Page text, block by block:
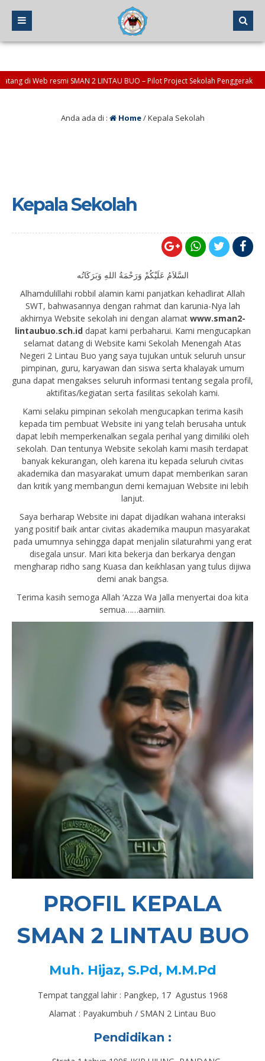
Web resmi SMAN 2 LINTAU BUO – Pilot Project Sekolah Penggerak
: okinoviendra@sman2-lintaubuo.sch.id *atau* osis@sman2-lintaubuo.sch.id
Anda ada di : Home/Kepala Sekolah
Kepala Sekolah
السَّلاَمُ عَلَيْكُمْ وَرَحْمَةُ اللهِ وَبَرَكَاتُه
Alhamdulillahi robbil alamin kami panjatkan kehadlirat Allah
SWT, bahwasannya dengan rahmat dan karunia-Nya lah
akhirnya Website sekolah ini dengan alamat www.sman2-
lintaubuo.sch.iddapat kami perbaharui. Kami mengucapkan
selamat datang di Website kami Sekolah Menengah Atas
Negeri 2 Lintau Buo yang saya tujukan untuk seluruh unsur
pimpinan, guru, karyawan dan siswa serta khalayak umum
guna dapat mengakses seluruh informasi tentang segala profil,
aktifitas/kegiatan serta fasilitas sekolah kami.
Kami selaku pimpinan sekolah mengucapkan terima kasih
kepada tim pembuat Website ini yang telah berusaha untuk
dapat lebih memperkenalkan segala perihal yang dimiliki oleh
sekolah. Dan tentunya Website sekolah kami masih terdapat
banyak kekurangan, oleh karena itu kepada seluruh civitas
akademika dan masyarakat umum dapat memberikan saran
dan kritik yang membangun demi kemajuan Website ini lebih
lanjut.
Saya berharap Website ini dapat dijadikan wahana interaksi
yang positif baik antar civitas akademika maupun masyarakat
pada umumnya sehingga dapat menjalin silaturahmi yang erat
disegala unsur. Mari kita bekerja dan berkarya dengan
mengharap ridho sang Kuasa dan keikhlasan yang tulus dijiwa
demi anak bangsa.
Terima kasih semoga Allah ‘Azza Wa Jalla menyertai doa kita
semua……aamiin.
PROFIL KEPALA
SMAN 2 LINTAU BUO
Muh. Hijaz, S.Pd, M.M.Pd
Tempat tanggal lahir : Pangkep, 17 Agustus 1968
Alamat : Payakumbuh / SMAN 2 Lintau Buo
Pendidikan :